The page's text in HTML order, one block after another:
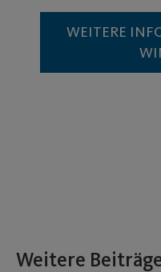
WEITERE
Weitere